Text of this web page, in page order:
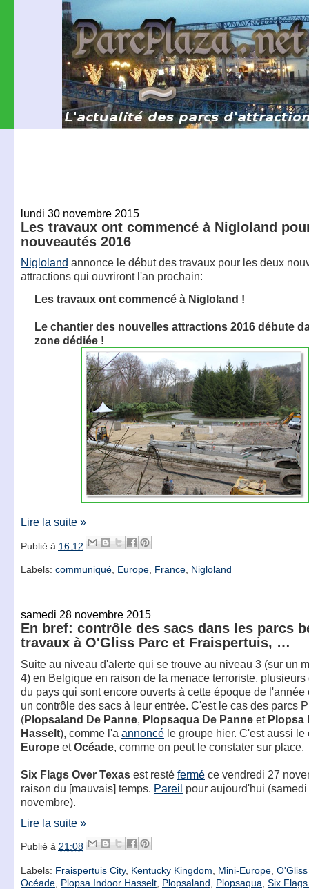
lundi 30 novembre 2015
Les travaux ont commencé à Nigloland
nouveautés 2016
Nigloland annonce le début des travaux pour les deux
attractions qui ouvriront l'an prochain:
Les travaux ont commencé à Nigloland !
Le chantier des nouvelles attractions 2016 débute
zone dédiée !
Lire la suite »
Publié à 16:12
Labels: communiqué, Europe, France, Nigloland
samedi 28 novembre 2015
En bref: contrôle des sacs dans les parcs
travaux à O'Gliss Parc et Fraispertuis, …
Suite au niveau d'alerte qui se trouve au niveau 3 (sur un
4) en Belgique en raison de la menace terroriste, plusieurs
du pays qui sont encore ouverts à cette époque de l'année
un contrôle des sacs à leur entrée. C'est le cas des parcs
(Plopsaland De Panne, Plopsaqua De Panneet Plopsa
Hasselt), comme l'a annoncéle groupe hier. C'est aussi le
EuropeetOcéade, comme on peut le constater sur place.
Six Flags Over Texasest resté ferméce vendredi 27
raison du [mauvais] temps. Pareil pour aujourd'hui (samedi
novembre).
Lire la suite »
Publié à 21:08
Labels: Fraispertuis City, Kentucky Kingdom Mini-Europe,
Océade, Plopsa Indoor Hasselt, Plopsaland Plopsaqua Six